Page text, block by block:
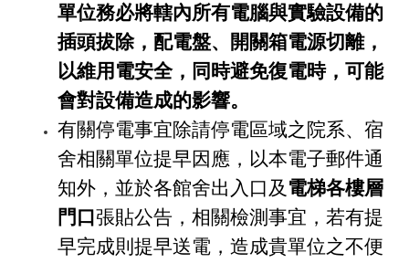
單位務必將轄內所有電腦與實驗設備的
插頭拔除，配電盤、開關箱電源切離，
以維用電安全，同時避免復電時，可能
會對設備造成的影響。
有關停電事宜除請停電區域之院系、宿
舍相關單位提早因應，以本電子郵件通
知外，並於各館舍出入口及 電梯各樓層
門口張貼公告，相關檢測事宜，若有提
早完成則提早送電，造成貴單位之不便